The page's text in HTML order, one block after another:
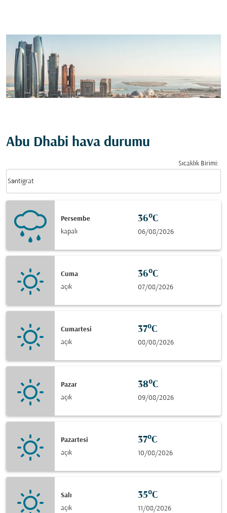
Abu Dhabi hava durumu
Sıcaklık Birimi:
Santigrat
keyboard_arrow_down
Persembe
kapalı
36°C
06/08/2026
Cuma
açık
36°C
07/08/2026
Cumartesi
açık
37°C
08/08/2026
Pazar
açık
38°C
09/08/2026
Pazartesi
açık
37°C
10/08/2026
Salı
açık
35°C
11/08/2026